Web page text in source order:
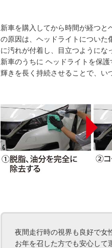
新車を購入してから時間が経つと
の原因は、ヘッドライトについた
に汚れが付着し、目立つようにな
新車のうちに ヘッドライトを保
輝きを長く持続させることで、い
夜間走行時の視界も良好で女
お年を召した方でも安心して